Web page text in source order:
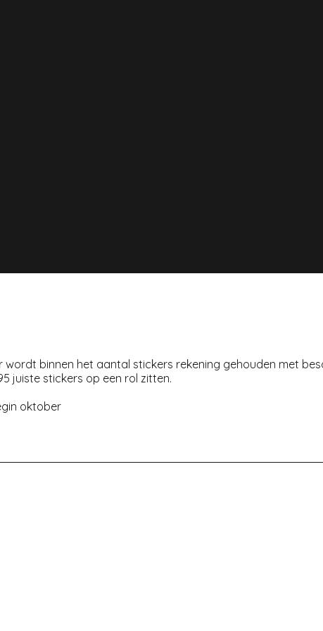
wordt binnen het aantal stickers rekening gehouden met
juiste stickers op een rol zitten.
oktober